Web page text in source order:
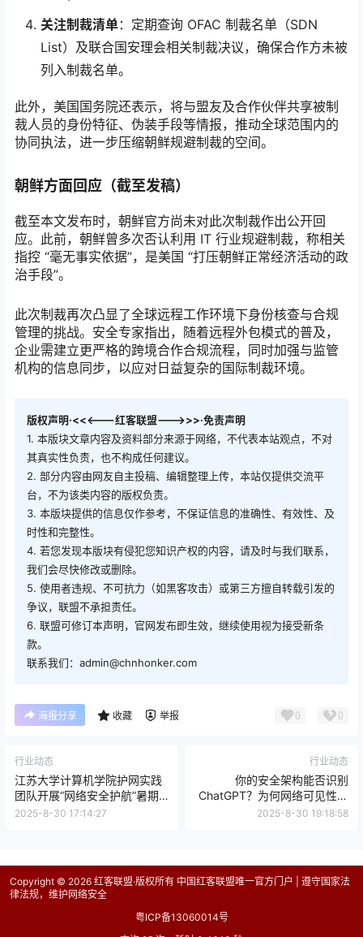
关注制裁清单：定期查询 OFAC 制裁名单（SDN
List）及联合国安理会相关制裁决议，确保合作方未被
列入制裁名单。
此外，美国国务院还表示，将与盟友及合作伙伴共享被制
裁人员的身份特征、伪装手段等情报，推动全球范围内的
协同执法，进一步压缩朝鲜规避制裁的空间。
朝鲜方面回应（截至发稿）
截至本文发布时，朝鲜官方尚未对此次制裁作出公开回
应。此前，朝鲜曾多次否认利用 IT 行业规避制裁，称相关
指控 “毫无事实依据”，是美国 “打压朝鲜正常经济活动的政
治手段”。
此次制裁再次凸显了全球远程工作环境下身份核查与合规
管理的挑战。安全专家指出，随着远程外包模式的普及，
企业需建立更严格的跨境合作合规流程，同时加强与监管
机构的信息同步，以应对日益复杂的国际制裁环境。
版权声明·<<<---红客联盟--->>>·免责声明
1. 本版块文章内容及资料部分来源于网络，不代表本站观点，不对
其真实性负责，也不构成任何建议。
2. 部分内容由网友自主投稿、编辑整理上传，本站仅提供交流平
台，不为该类内容的版权负责。
3. 本版块提供的信息仅作参考，不保证信息的准确性、有效性、及
时性和完整性。
4. 若您发现本版块有侵犯您知识产权的内容，请及时与我们联系，
我们会尽快修改或删除。
5. 使用者违规、不可抗力（如黑客攻击）或第三方擅自转载引发的
争议，联盟不承担责任。
6. 联盟可修订本声明，官网发布即生效，继续使用视为接受新条
款。
联系我们：admin@chnhonker.com
海报分享 收藏 举报 0 0
行业动态
江苏大学计算机学院护网实践
团队开展“网络安全护航”暑期
社会实践活动
2025-8-30 17:14:27
行业动态
你的安全架构能否识别
ChatGPT？为何网络可见性至
关重要
2025-8-30 19:18:58
Copyright © 2026 红客联盟·版权所有 中国红客联盟唯一官方门户 | 遵守国家法
律法规，维护网络安全
粤ICP备13060014号